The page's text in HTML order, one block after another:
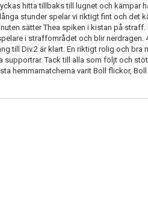
hitta tillbaks till lugnet och kämpar
stunder spelar vi riktigt fint och det
sätter Thea spiken i kistan på
i straffområdet och blir nerdragen.
till Div.2 är klart. En riktigt rolig och
supportrar. Tack till alla som följt och
hemmamatcherna varit Boll flickor,